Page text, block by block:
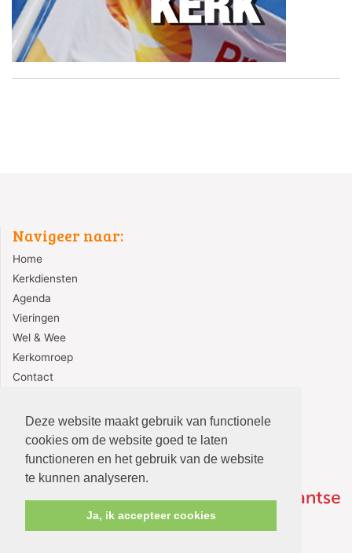
Deze website maakt gebruik van functionele
cookies om de website goed te laten
functioneren en het gebruik van de website
te kunnen analyseren.
Ja, ik accepteer cookies
Navigeer naar:
Home
Kerkdiensten
Agenda
Vieringen
Wel & Wee
Kerkomroep
Contact